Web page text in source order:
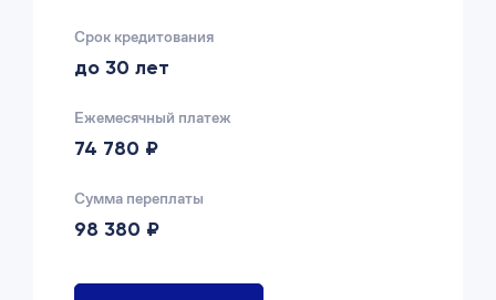
Срок кредитования
до 30 лет
Ежемесячный платеж
74 780 ₽
Сумма переплаты
98 380 ₽